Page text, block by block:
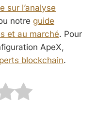
sur l’analyse
notre guide
et au marché. Pour
ApeX,
blockchain.